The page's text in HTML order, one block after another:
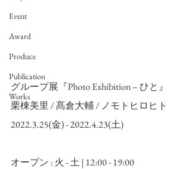
Event
Award
Produce
Publication
Works
グループ展『Photo Exhibition – ひと』
栗棟美里 / 髙倉大輔 / ノモトヒロヒト
2022.3.25(金) - 2022.4.23(土)
オープン : 火 - 土 | 12:00 - 19:00